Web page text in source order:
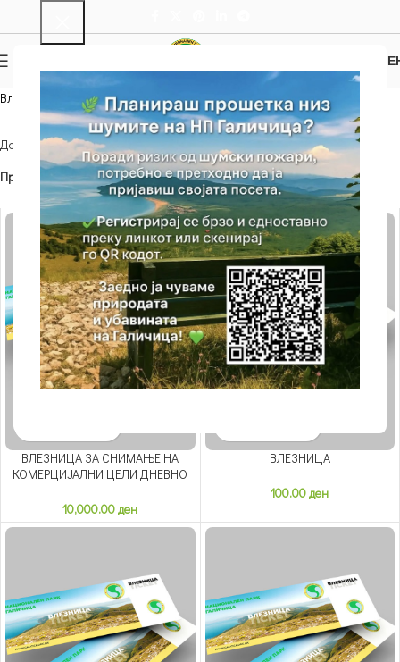
Влезница
Дома Класи за испорака на Продукти Влезинца
Showing all 11 results
Прикажи 9 12 18 24
ВЛЕЗНИЦА ЗА СНИМАЊE НА
КОМЕРЦИЈАЛНИ ЦЕЛИ ДНЕВНО
10,000.00ден
ВЛЕЗНИЦА
100.00ден